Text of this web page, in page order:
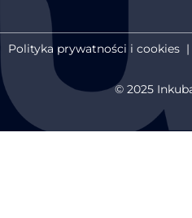
Polityka prywatności i cookies |
© 2025